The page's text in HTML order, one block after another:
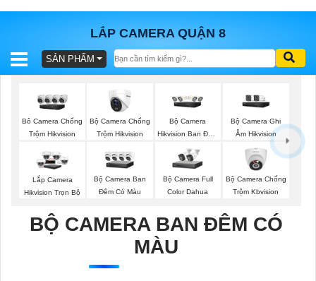
LẮP CAMERA QUẬN 8
BÁO
TRỌN
GÓI
SẢN
SẢN PHẨM
Bô Camera Chống
Trộm Hikvision
Bộ Camera Chống
Trộm Hikvision
Bộ Camera
Hikvision Ban Đêm
Bộ Camera Ghi
Âm Hikvision
Lắp Camera
Hikvision Trọn Bộ
Bộ Camera Ban
Đêm Có Màu
Bộ Camera Full
Color Dahua
Bộ Camera Chống
Trộm Kbvision
BỘ CAMERA BAN ĐÊM CÓ
MÀU